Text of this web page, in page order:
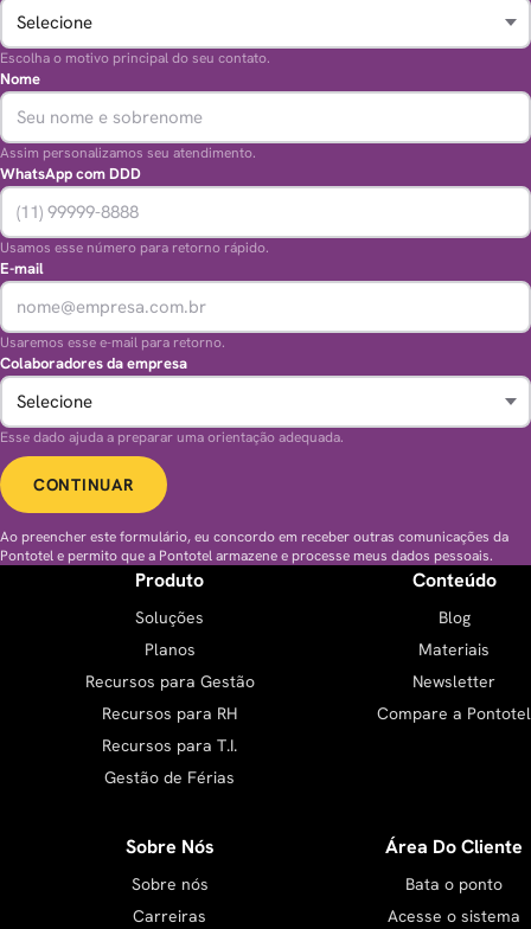
Escolha o motivo principal do seu contato.
Nome
Assim personalizamos seu atendimento.
WhatsApp com DDD
Usamos esse número para retorno rápido.
E-mail
Usaremos esse e-mail para retorno.
Colaboradores da empresa
Esse dado ajuda a preparar uma orientação adequada.
CONTINUAR
Ao preencher este formulário, eu concordo em receber outras comunicações da
Pontotel e permito que a Pontotel armazene e processe meus dados pessoais.
Produto
Soluções
Planos
Recursos para Gestão
Recursos para RH
Recursos para T.I.
Gestão de Férias
Conteúdo
Blog
Materiais
Newsletter
Compare a Pontotel
Sobre Nós
Sobre nós
Carreiras
Área Do Cliente
Bata o ponto
Acesse o sistema